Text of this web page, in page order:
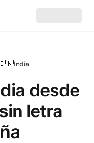
desde
letra
India